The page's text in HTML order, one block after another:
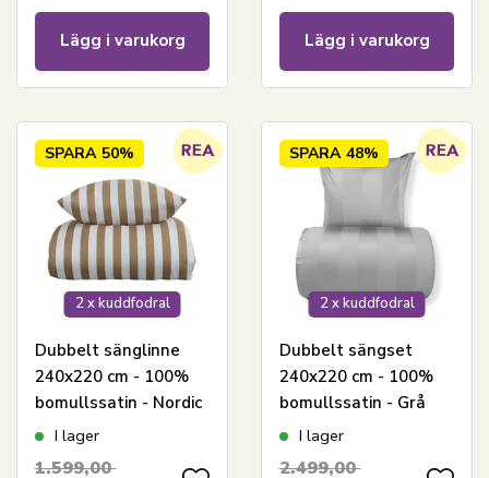
Lägg i varukorg Lägg i varukorg
2 x kuddfodral
SPARA 50%
Dubbelt sänglinne
240x220 cm - 100%
bomullssatin - Nordic
Stripe - sandfärgade
I lager
1.599,00
2 x kuddfodral
SPARA 48%
Dubbelt sängset
240x220 cm - 100%
bomullssatin - Grå
med breda ränder
I lager
2.499,00